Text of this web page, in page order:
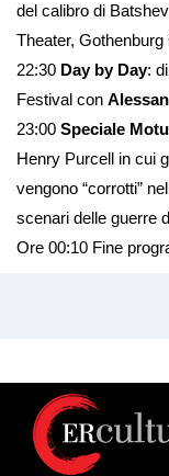
del calibro di
Theater,
22:30 Day by Day:
Festival con
23:00 Speciale
Henry Purcell in cui
vengono “corrotti”
scenari delle guerre
Ore 00:10 Fine